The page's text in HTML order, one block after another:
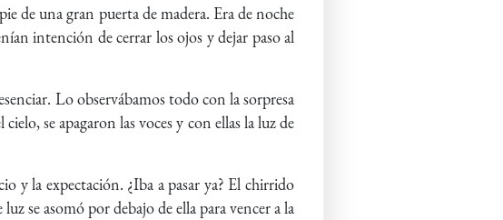
de una gran puerta de madera. Era de noche
intención de cerrar los ojos y dejar paso al
Lo observábamos todo con la sorpresa
se apagaron las voces y con ellas la luz de
y la expectación. ¿Iba a pasar ya? El chirrido
se asomó por debajo de ella para vencer a la